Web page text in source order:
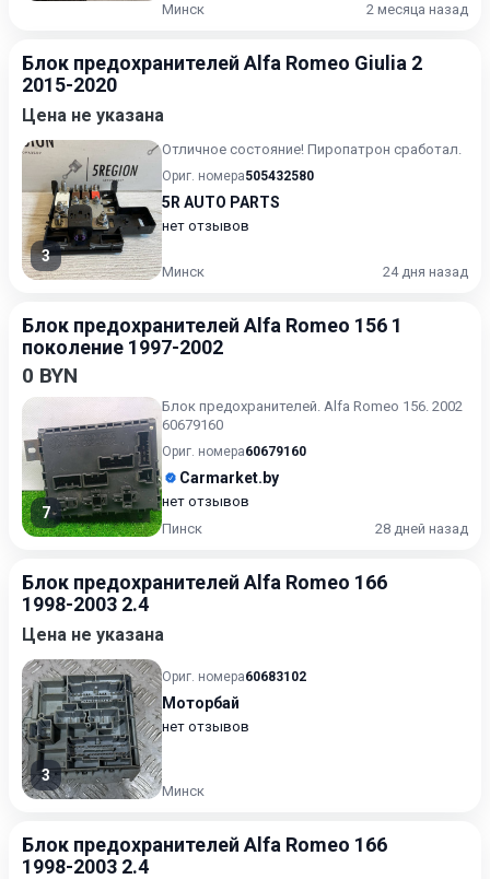
Минск
2 месяца назад
Блок предохранителей Alfa Romeo Giulia 2
2015-2020
Цена не указана
3
Отличное состояние! Пиропатрон сработал.
Ориг. номера505432580
5R AUTO PARTS
нет отзывов
Минск 24 дня назад
Блок предохранителей Alfa Romeo 156 1
поколение 1997-2002
0 BYN
7
Блок предохранителей. Alfa Romeo 156. 2002
60679160
Ориг. номера60679160
Carmarket.by
нет отзывов
Пинск
28 дней назад
Блок предохранителей Alfa Romeo 166
1998-2003 2.4
Цена не указана
3
Ориг. номера60683102
Моторбай
нет отзывов
Минск
Блок предохранителей Alfa Romeo 166
1998-2003 2.4